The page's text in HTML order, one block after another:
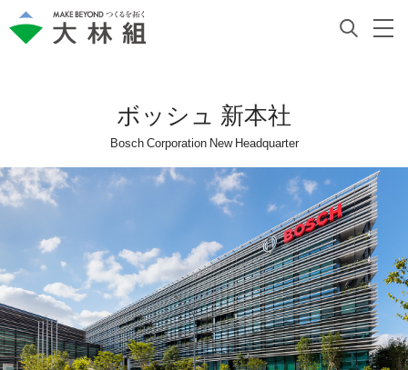
ボッシュ 新本社
Bosch Corporation New Headquarter